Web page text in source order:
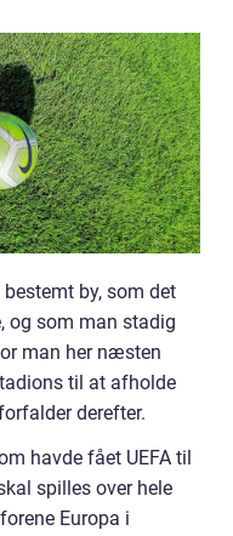
by, som det
og som man stadig
man her næsten
til at afholde
derefter.
havde fået UEFA til
spilles over hele
Europa i